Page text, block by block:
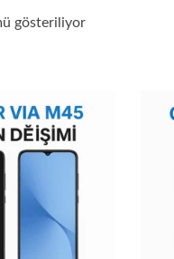
gösteriliyorEn yeniye göre